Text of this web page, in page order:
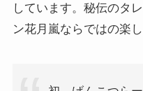
しています。秘伝のタ
ン花月嵐ならではの楽し